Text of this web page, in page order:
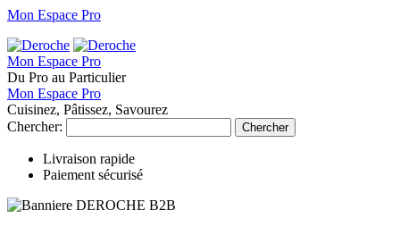
Mon Espace Pro
Mon Espace Pro
Du Pro au Particulier
Mon Espace Pro
Cuisinez, Pâtissez, Savourez
Chercher:
Chercher
Livraison rapide
Paiement sécurisé